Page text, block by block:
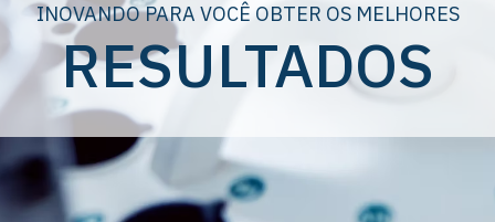
INOVANDO PARA VOCÊ OBTER OS MELHORES
RESULTADOS